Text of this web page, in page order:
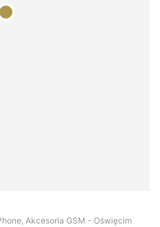
Akcesoria GSM - Oświęcim